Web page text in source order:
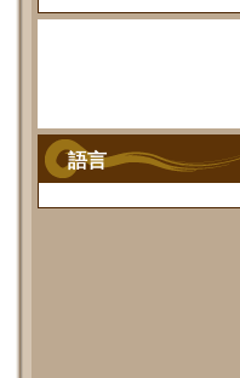
語言